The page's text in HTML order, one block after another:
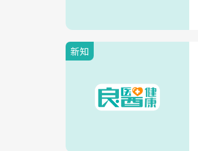
新知